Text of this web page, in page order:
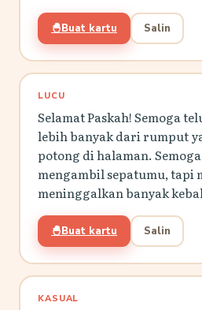
🐣Buat kartu Salin
LUCU
Selamat Paskah! Semoga
lebih banyak dari rumput
potong di halaman.
mengambil sepatumu, tapi
meninggalkan banyak
🐣Buat kartu Salin
KASUAL